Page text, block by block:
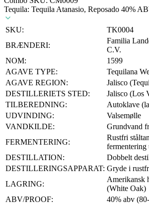
Tequila: Tequila Atanasio, Reposado 40%
SKU:
TK0004
BRÆNDERI:
Familia
C.V.
NOM:
1599
AGAVE TYPE:
Tequilana
AGAVE REGION:
Jalisco
DESTILLERIETS STED:
Jalisco (Los
TILBEREDNING:
Autoklave
UDVINDING:
Valsemølle
VANDKILDE:
Grundvand
FERMENTERING:
Rustfri
fermentering
DESTILLATION:
Dobbelt
DESTILLERINGSAPPARAT: Gryde i
LAGRING:
Amerikansk
(White Oak)
ABV/PROOF:
40% abv